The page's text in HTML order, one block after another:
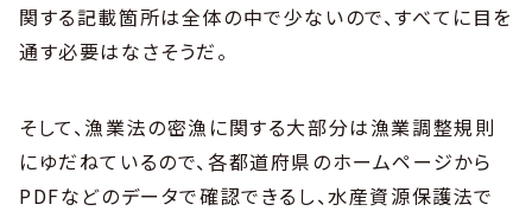
関する記載箇所は全体の中で少ないので、すべてに目を
通す必要はなさそうだ。
そして、漁業法の密漁に関する大部分は漁業調整規則
にゆだねているので、各都道府県のホームページから
PDFなどのデータで確認できるし、水産資源保護法で